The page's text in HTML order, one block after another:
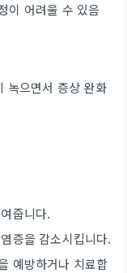
이 어려울 수 있음
녹으면서 증상 완화
줍니다.
증을 감소시킵니다.
예방하거나 치료합